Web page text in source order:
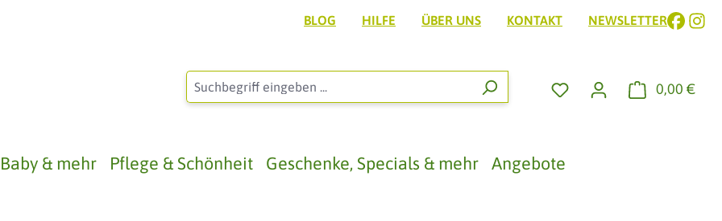
BLOG HILFE ÜBER UNS KONTAKT NEWSLETTER
0,00 €
& mehr Pflege & Schönheit Geschenke, Specials & mehr
Angebote